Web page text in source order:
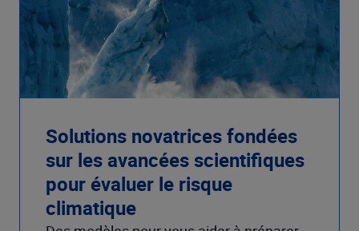
Solutions novatrices fondées
sur les avancées scientifiques
pour évaluer le risque
climatique